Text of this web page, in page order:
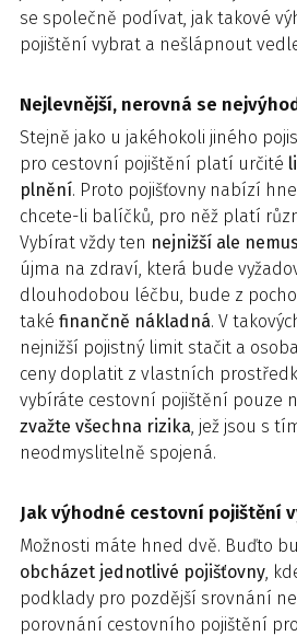
se společně podívat, jak takové
pojištění vybrat a nešlápnout
Nejlevnější, nerovná se
Stejně jako u jakéhokoli jiného
pro cestovní pojištění platí určité
plnění. Proto pojišťovny nabízí
chcete-li balíčků, pro něž platí
Vybírat vždy ten nejnižší ale
újma na zdraví, která bude
dlouhodobou léčbu, bude z
také finančně nákladná. V
nejnižší pojistný limit stačit a
ceny doplatit z vlastních
vybíráte cestovní pojištění pouze
zvažte všechna rizika, jež jsou s
neodmyslitelně spojená.
Jak výhodné cestovní pojištění
Možnosti máte hned dvě. Buďto
obcházet jednotlivé pojišťovny,
podklady pro pozdější srovnání
porovnání cestovního pojištění